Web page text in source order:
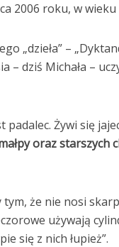
2006 roku, w wieku
„dzieła” –
dziś Michała –
Żywi się
oraz starszych
że nie nosi
używają
się z nich łupież”.